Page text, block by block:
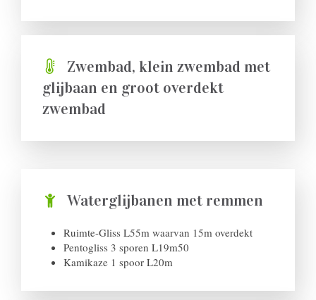
Zwembad, klein zwembad met
glijbaan en groot overdekt
zwembad
Waterglijbanen met remmen
Ruimte-Gliss L55m waarvan 15m overdekt
Pentogliss 3 sporen L19m50
Kamikaze 1 spoor L20m